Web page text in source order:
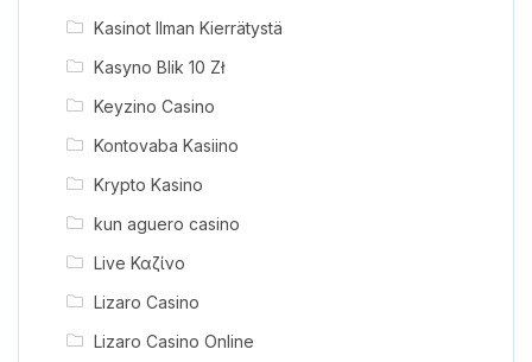
Kasinot Ilman Kierrätystä
Kasyno Blik 10 Zł
Keyzino Casino
Kontovaba Kasiino
Krypto Kasino
kun aguero casino
Live Καζίνο
Lizaro Casino
Lizaro Casino Online